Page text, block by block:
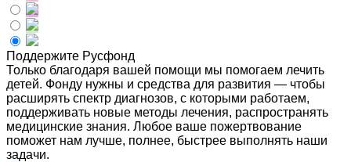
Поддержите Русфонд
Только благодаря вашей помощи мы помогаем лечить
детей. Фонду нужны и средства для развития — чтобы
расширять спектр диагнозов, с которыми работаем,
поддерживать новые методы лечения, распространять
медицинские знания. Любое ваше пожертвование
поможет нам лучше, полнее, быстрее выполнять наши
задачи.